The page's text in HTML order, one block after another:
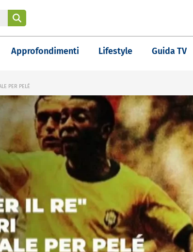
Approfondimenti Lifestyle Guida TV
PER PELÉ